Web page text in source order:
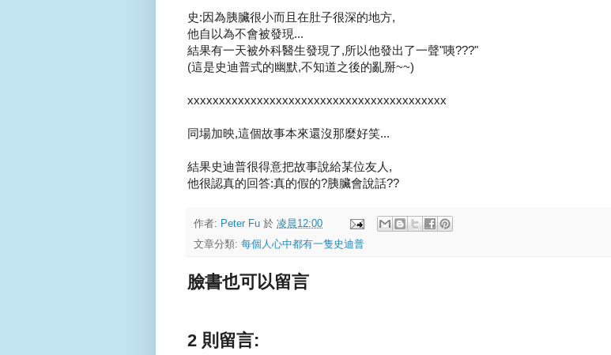
史:因為胰臟很小而且在肚子很深的地方,
他自以為不會被發現...
結果有一天被外科醫生發現了,所以他發出了一聲"咦???"
(這是史迪普式的幽默,不知道之後的亂掰~~)
xxxxxxxxxxxxxxxxxxxxxxxxxxxxxxxxxxxxxxxxx
同場加映,這個故事本來還沒那麼好笑...
結果史迪普很得意把故事說給某位友人,
他很認真的回答:真的假的?胰臟會說話??
作者: Peter Fu 於 凌晨12:00
文章分類: 每個人心中都有一隻史迪普
臉書也可以留言
2 則留言: